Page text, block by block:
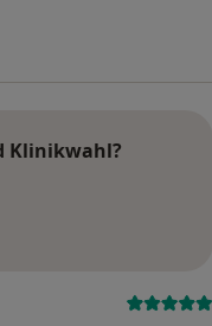
Klinikwahl?